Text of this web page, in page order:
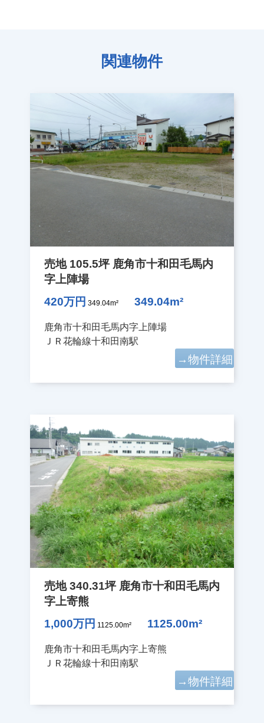
関連物件
売地 105.5坪 鹿角市十和田毛馬内
字上陣場
420万円 349.04m² 349.04m²
鹿角市十和田毛馬内字上陣場
ＪＲ花輪線十和田南駅
→物件詳細
売地 340.31坪 鹿角市十和田毛馬内
字上寄熊
1,000万円 1125.00m² 1125.00m²
鹿角市十和田毛馬内字上寄熊
ＪＲ花輪線十和田南駅
→物件詳細